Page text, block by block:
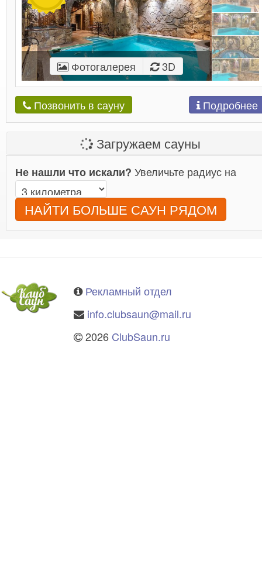
Фотогалерея 3D
Позвонить в сауну Подробнее
Загружаем сауны
Не нашли что искали? Увеличьте радиус на
НАЙТИ БОЛЬШЕ САУН РЯДОМ
Рекламный отдел
info.clubsaun@mail.ru
2026 ClubSaun.ru